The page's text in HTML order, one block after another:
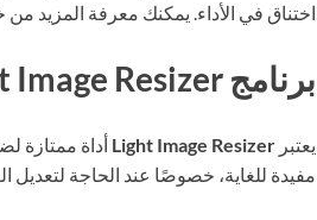
اختناق في الأداء. يمكنك معرفة المزيد من
برنامج Light Image Resizer
يعتبر Light Image Resizer أداة ممتازة
مفيدة للغاية، خصوصًا عند الحاجة لتعديل